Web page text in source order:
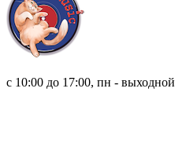
с 10:00 до 17:00, пн - выходной